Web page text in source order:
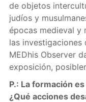
de objetos
judíos y
épocas medieval y
las
MEDhis Observer
exposición,
P.: La formación
¿Qué acciones